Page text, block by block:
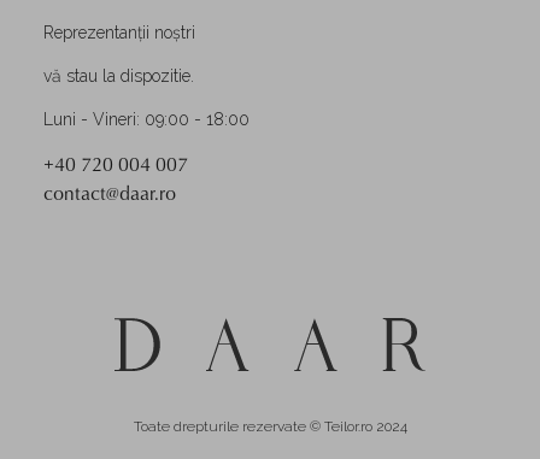
Reprezentanții noștri
vă stau la dispozitie.
Luni - Vineri: 09:00 - 18:00
+40 720 004 007
contact@daar.ro
Toate drepturile rezervate © Teilor.ro 2024